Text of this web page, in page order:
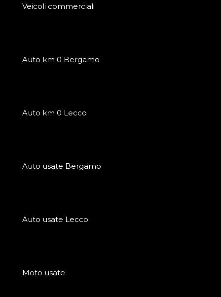
Veicoli commerciali
Auto km 0 Bergamo
Auto km 0 Lecco
Auto usate Bergamo
Auto usate Lecco
Moto usate